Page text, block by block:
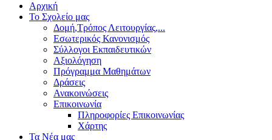
Αρχική
Το Σχολείο μας
Δομή,Τρόπος Λειτουργίας,...
Εσωτερικός Κανονισμός
Σύλλογοι Εκπαιδευτικών
Αξιολόγηση
Πρόγραμμα Μαθημάτων
Δράσεις
Ανακοινώσεις
Επικοινωνία
Πληροφορίες Επικοινωνίας
Χάρτης
Τα Νέα μας